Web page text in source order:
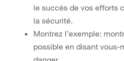
le succès de vos efforts
la sécurité.
Montrez l’exemple:
possible en disant vous-